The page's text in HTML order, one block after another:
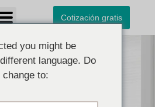
Cotización gratis
de
you might be
language. Do
to: